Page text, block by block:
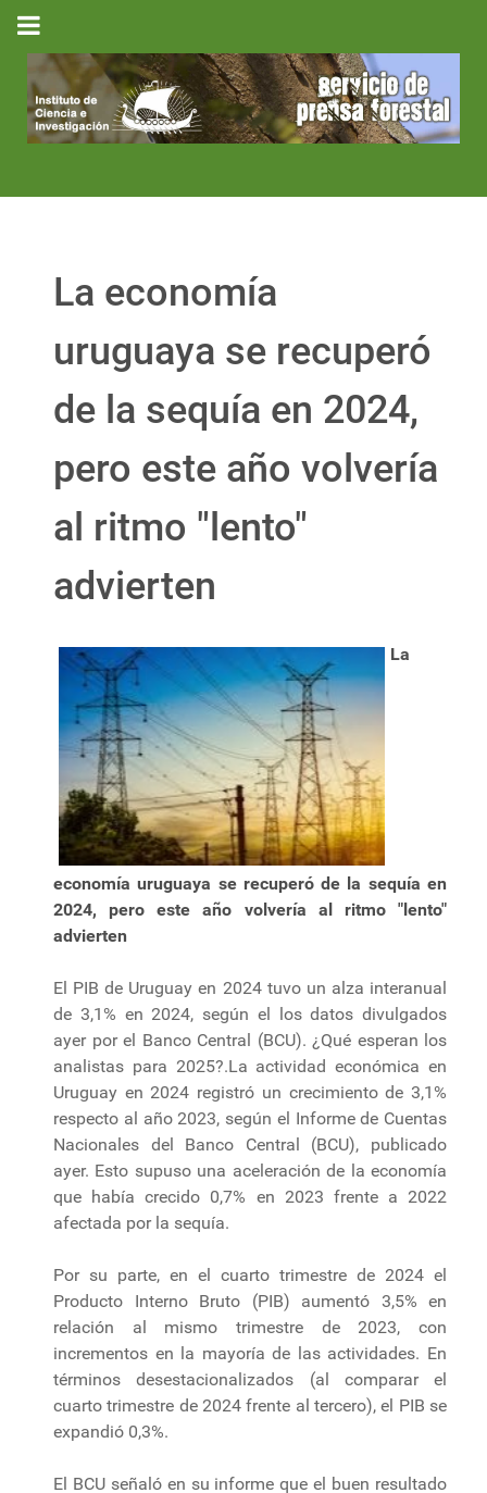
La economía
uruguaya se recuperó
de la sequía en 2024,
pero este año volvería
al ritmo "lento"
advierten
La
economía uruguaya se recuperó de la sequía en
2024, pero este año volvería al ritmo "lento"
advierten
El PIB de Uruguay en 2024 tuvo un alza interanual
de 3,1% en 2024, según el los datos divulgados
ayer por el Banco Central (BCU). ¿Qué esperan los
analistas para 2025?.La actividad económica en
Uruguay en 2024 registró un crecimiento de 3,1%
respecto al año 2023, según el Informe de Cuentas
Nacionales del Banco Central (BCU), publicado
ayer. Esto supuso una aceleración de la economía
que había crecido 0,7% en 2023 frente a 2022
afectada por la sequía.
Por su parte, en el cuarto trimestre de 2024 el
Producto Interno Bruto (PIB) aumentó 3,5% en
relación al mismo trimestre de 2023, con
incrementos en la mayoría de las actividades. En
términos desestacionalizados (al comparar el
cuarto trimestre de 2024 frente al tercero), el PIB se
expandió 0,3%.
El BCU señaló en su informe que el buen resultado